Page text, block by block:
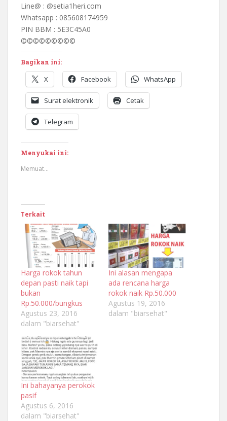
Line@ : @setia1heri.com
Whatsapp : 085608174959
PIN BBM : 5E3C45A0
©©©©©©©©©
Bagikan ini:
X Facebook WhatsApp
Surat elektronik Cetak
Telegram
Menyukai ini:
Memuat...
Terkait
Harga rokok tahun
depan pasti naik tapi
bukan
Rp.50.000/bungkus
Agustus 23, 2016
dalam "biarsehat"
Ini alasan mengapa
ada rencana harga
rokok naik Rp.50.000
Agustus 19, 2016
dalam "biarsehat"
Ini bahayanya perokok
pasif
Agustus 6, 2016
dalam "biarsehat"